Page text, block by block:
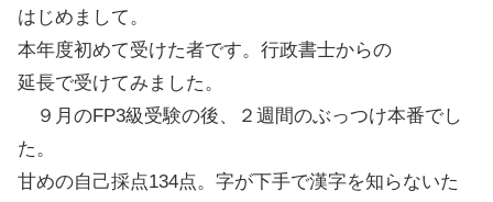
はじめまして。
本年度初めて受けた者です。行政書士からの
延長で受けてみました。
９月のFP3級受験の後、２週間のぶっつけ本番でし
た。
甘めの自己採点134点。字が下手で漢字を知らないた